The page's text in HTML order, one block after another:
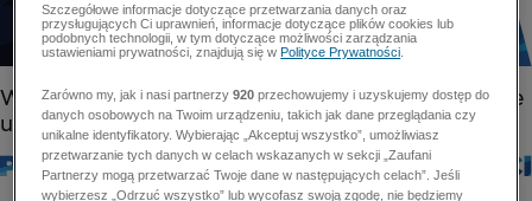
Szczegółowe informacje dotyczące przetwarzania danych oraz
przysługujących Ci uprawnień, informacje dotyczące plików cookies lub
podobnych technologii, w tym dotyczące możliwości zarządzania
ustawieniami prywatności, znajdują się wPolityce Prywatności
Zarówno my, jak i nasi partnerzy920 przechowujemy i uzyskujemy dostęp do
danych osobowych na Twoim urządzeniu, takich jak dane przeglądania czy
unikalne identyfikatory. Wybierając „Akceptuj wszystko”, umożliwiasz
przetwarzanie tych danych w celach wskazanych w sekcji „Zaufani
Partnerzy mogą przetwarzać Twoje dane w następujących celach”. Jeśli
wybierzesz „Odrzuć wszystko” lub wycofasz swoją zgodę, nie będziemy